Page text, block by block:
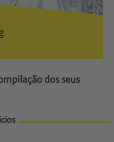
dos seus